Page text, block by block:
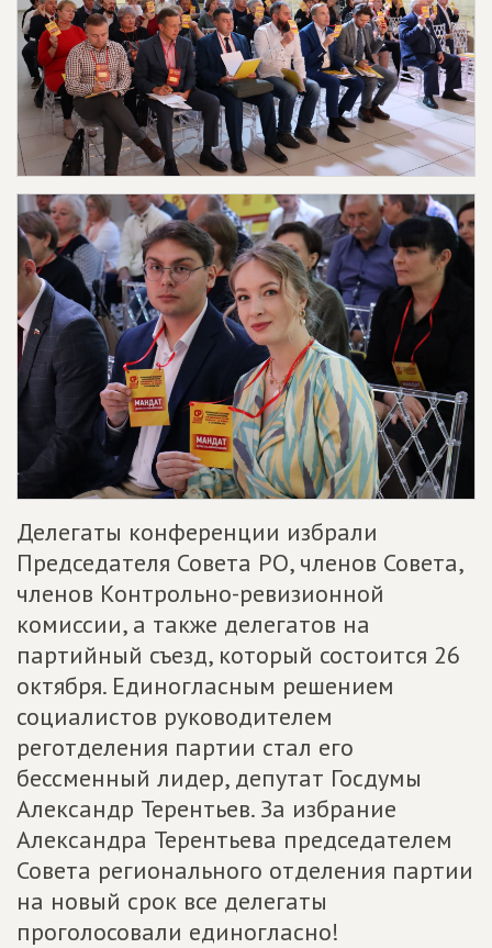
Делегаты конференции избрали
Председателя Совета РО, членов Совета,
членов Контрольно-ревизионной
комиссии, а также делегатов на
партийный съезд, который состоится 26
октября. Единогласным решением
социалистов руководителем
реготделения партии стал его
бессменный лидер, депутат Госдумы
Александр Терентьев. За избрание
Александра Терентьева председателем
Совета регионального отделения партии
на новый срок все делегаты
проголосовали единогласно!